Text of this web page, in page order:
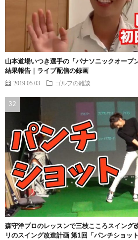
山本道場いつき選手の「パナソニックオープ
結果報告｜ライブ配信の録画
2019.05.03 ゴルフの雑談
森守洋プロのレッスンで三枝こころスイング
リのスイング改造計画 第1回「パンチショッ